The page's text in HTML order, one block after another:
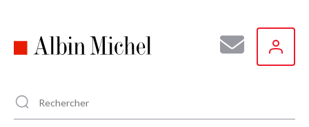
principal